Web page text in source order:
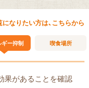
なりたい方は、こちらから
ギー抑制 喫食場所
果があることを確認